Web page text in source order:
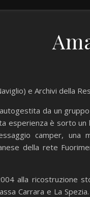
e Archivi della
da un
esperienza è sorto un
camper, una
della rete
alla ricostruzione
Carrara e La